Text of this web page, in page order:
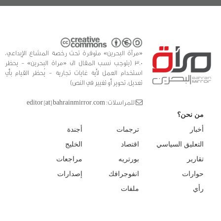
«مرآة البحرين» متوفرة تحت رخصة المشاع الإبداعي،
3.0 (يتوجب نسب المقال الى «مراة البحرين» - يحظر
استخدام العمل لأية غايات تجارية - يُحظر القيام بأي
تعديل، تحوير أو تغيير في النص)
للمراسلات: editor [at] bahrainmirror.com
من نحن؟
أخبار
التعليق السياسي
تقارير
حوارات
رأي
ترجمات
اقتصاد
بورتريه
انفوجرافك
ملفات
أجندة
الخليج
مراجعات
إصدارات